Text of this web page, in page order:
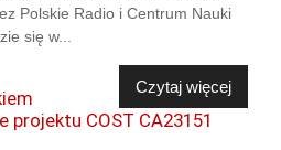
Polskie Radio i Centrum Nauki
się w...
Czytaj więcej
COST CA23151